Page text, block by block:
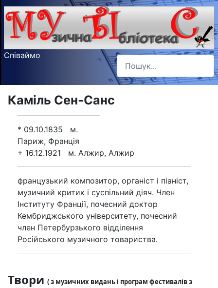
Співаймо Пошук
Type 2 or more characters
Каміль Сен-Санс
* 09.10.1835 м.
Париж, Франція
+ 16.12.1921 м. Алжир, Алжир
французький композитор, органіст і піаніст,
музичний критик і суспільний діяч. Член
Інституту Франції, почесний доктор
Кембриджського університету, почесний
член Петербурзького відділення
Російського музичного товариства.
Твори ( з музичних видань і програм фестивалів з